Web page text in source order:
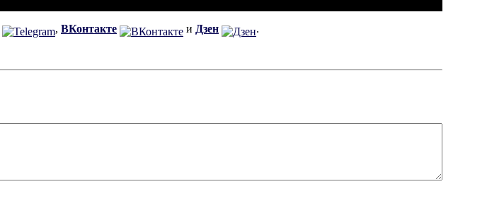
, ВКонтакте и Дзен .